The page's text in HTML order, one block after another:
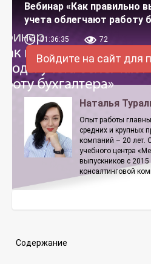
Вебинар «Как правильно
учета облегчают работу
01:36:35 72
Войдите на сайт для
Наталья
Опыт работы
средних и крупных
компаний – 20 лет.
учебного центра
выпускников с
консалтинговой
Содержание